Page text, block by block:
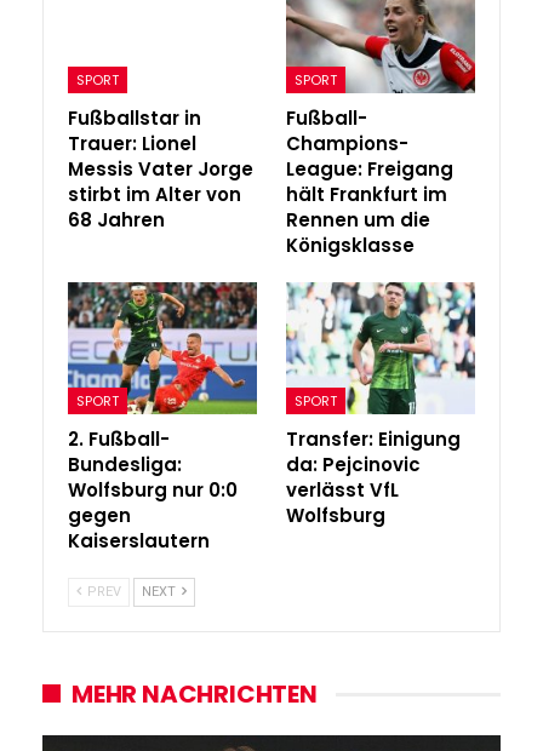
SPORT
Fußballstar in
Trauer: Lionel
Messis Vater Jorge
stirbt im Alter von
68 Jahren
SPORT
Fußball-
Champions-
League: Freigang
hält Frankfurt im
Rennen um die
Königsklasse
SPORT
2. Fußball-
Bundesliga:
Wolfsburg nur 0:0
gegen
Kaiserslautern
SPORT
Transfer: Einigung
da: Pejcinovic
verlässt VfL
Wolfsburg
PREV NEXT
MEHR NACHRICHTEN